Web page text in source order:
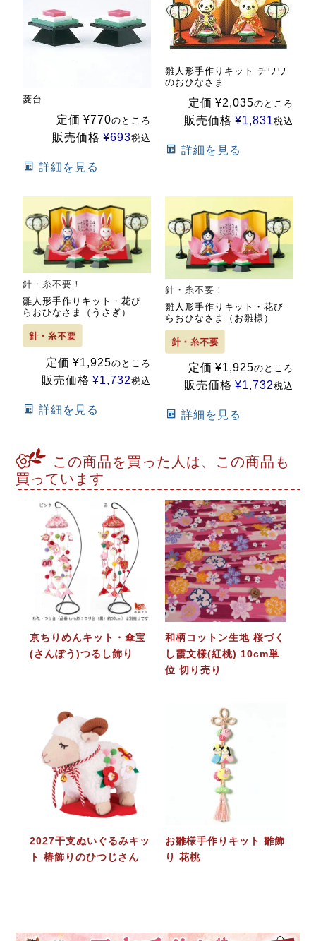
菱台
定価 ¥770のところ
販売価格 ¥693税込
詳細を見る
雛人形手作りキット チワワ
のおひなさま
定価 ¥2,035のところ
販売価格 ¥1,831税込
詳細を見る
針・糸不要！
雛人形手作りキット・花び
らおひなさま（うさぎ）
定価 ¥1,925のところ
販売価格 ¥1,732税込
詳細を見る
針・糸不要！
雛人形手作りキット・花び
らおひなさま（お雛様）
定価 ¥1,925のところ
販売価格 ¥1,732税込
詳細を見る
この商品を買った人は、この商品も
買っています
京ちりめんキット・傘宝
(さんぽう)つるし飾り
和柄コットン生地 桜づく
し霞文様(紅桃) 10cm単
位 切り売り
2027干支ぬいぐるみキッ
ト 椿飾りのひつじさん
お雛様手作りキット 雛飾
り 花桃